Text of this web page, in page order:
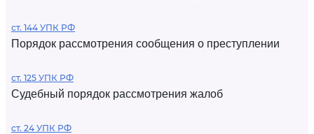
ст. 144 УПК РФ
Порядок рассмотрения сообщения о преступлении
ст. 125 УПК РФ
Судебный порядок рассмотрения жалоб
ст. 24 УПК РФ